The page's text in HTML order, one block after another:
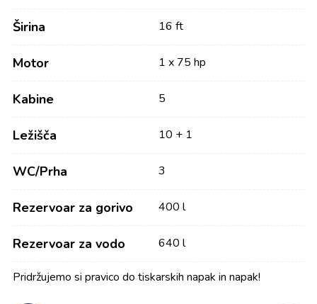
Širina 16 ft
Motor 1 x 75 hp
Kabine 5
Ležišča 10 + 1
WC/Prha 3
Rezervoar za gorivo 400 l
Rezervoar za vodo 640 l
Pridržujemo si pravico do tiskarskih napak in napak!